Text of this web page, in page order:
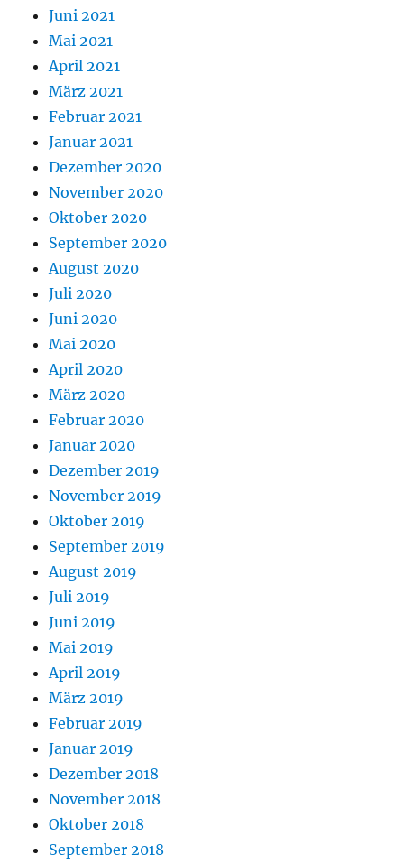
Juni 2021
Mai 2021
April 2021
März 2021
Februar 2021
Januar 2021
Dezember 2020
November 2020
Oktober 2020
September 2020
August 2020
Juli 2020
Juni 2020
Mai 2020
April 2020
März 2020
Februar 2020
Januar 2020
Dezember 2019
November 2019
Oktober 2019
September 2019
August 2019
Juli 2019
Juni 2019
Mai 2019
April 2019
März 2019
Februar 2019
Januar 2019
Dezember 2018
November 2018
Oktober 2018
September 2018